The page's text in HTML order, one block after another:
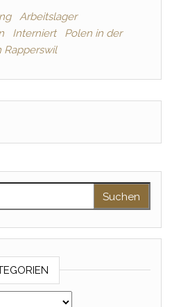
Arbeitslager
Interniert
Polen in der
Rapperswil